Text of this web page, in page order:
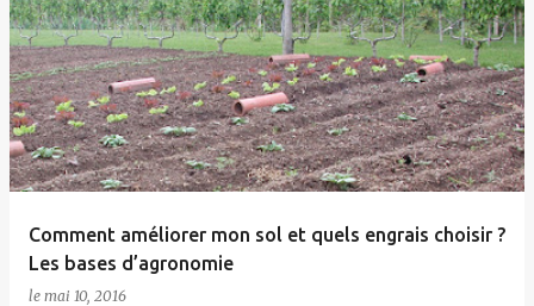
Comment améliorer mon sol et quels engrais choisir ?
Les bases d’agronomie
le mai 10, 2016